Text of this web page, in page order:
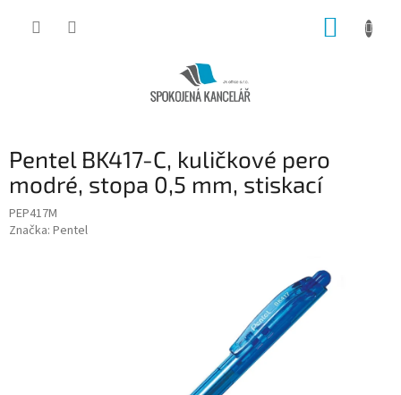
Pentel BK417-C, kuličkové pero
modré, stopa 0,5 mm, stiskací
PEP417M
Značka: Pentel